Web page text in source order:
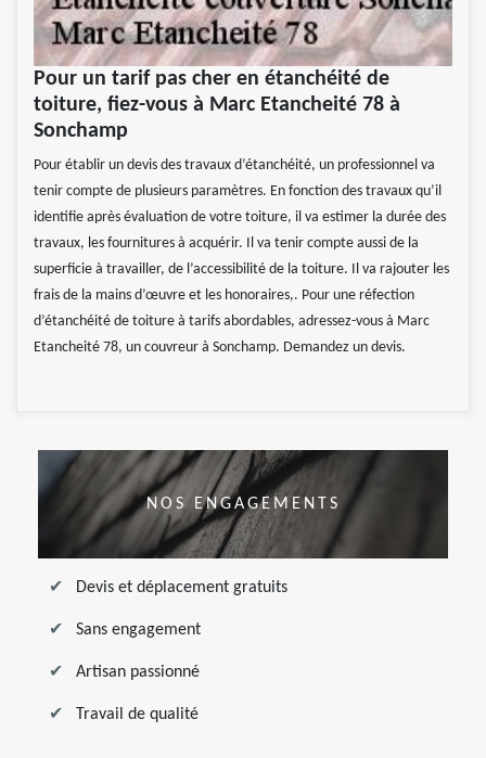
Pour un tarif pas cher en étanchéité de
toiture, fiez-vous à Marc Etancheité 78 à
Sonchamp
Pour établir un devis des travaux d’étanchéité, un professionnel va
tenir compte de plusieurs paramètres. En fonction des travaux qu’il
identifie après évaluation de votre toiture, il va estimer la durée des
travaux, les fournitures à acquérir. Il va tenir compte aussi de la
superficie à travailler, de l’accessibilité de la toiture. Il va rajouter les
frais de la mains d’œuvre et les honoraires,. Pour une réfection
d’étanchéité de toiture à tarifs abordables, adressez-vous à Marc
Etancheité 78, un couvreur à Sonchamp. Demandez un devis.
NOS ENGAGEMENTS
Devis et déplacement gratuits
Sans engagement
Artisan passionné
Travail de qualité